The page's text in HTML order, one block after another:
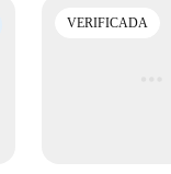
VERIFICADA